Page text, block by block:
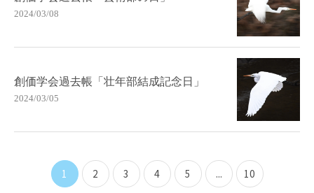
2024/03/08
創価学会過去帳「壮年部結成記念日」
2024/03/05
1 2 3 4 5 ... 10